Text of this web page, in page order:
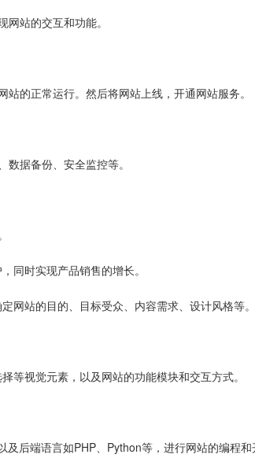
站的交互和功能。
的正常运行。然后将网站上线，开通网站服务。
据备份、安全监控等。
同时实现产品销售的增长。
网站的目的、目标受众、内容需求、设计风格等。
等视觉元素，以及网站的功能模块和交互方式。
后端语言如PHP、Python等，进行网站的编程和